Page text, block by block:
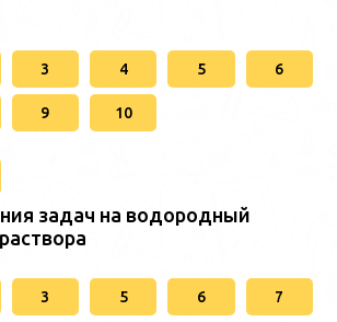
3 4 5 6
9 10
задач на водородный
3 5 6 7